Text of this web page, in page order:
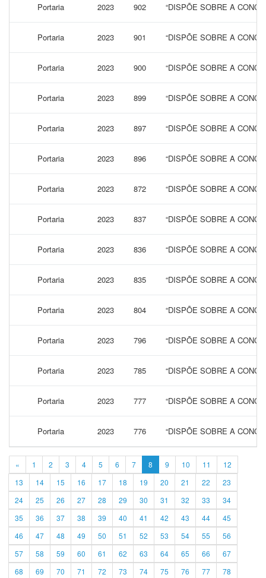
Portaria 2023 902 “DISPÕE SOBRE A
Portaria 2023 901 “DISPÕE SOBRE A
Portaria 2023 900 “DISPÕE SOBRE A
Portaria 2023 899 “DISPÕE SOBRE A
Portaria 2023 897 “DISPÕE SOBRE A
Portaria 2023 896 “DISPÕE SOBRE A
Portaria 2023 872 “DISPÕE SOBRE A
Portaria 2023 837 “DISPÕE SOBRE A
Portaria 2023 836 “DISPÕE SOBRE A
Portaria 2023 835 “DISPÕE SOBRE A
Portaria 2023 804 “DISPÕE SOBRE A
Portaria 2023 796 “DISPÕE SOBRE A
Portaria 2023 785 “DISPÕE SOBRE A
Portaria 2023 777 “DISPÕE SOBRE A
Portaria 2023 776 “DISPÕE SOBRE A
« 1 2 3 4 5 6 7 8 9 10 11
12
13
14 15 16 17 18 19 20 21 22
23
24
25 26 27 28 29 30 31 32 33
34
35
36 37 38 39 40 41 42 43 44
45
46
47 48 49 50 51 52 53 54 55
56
57
58 59 60 61 62 63 64 65 66
67
68
69 70 71 72 73 74 75 76 77 78